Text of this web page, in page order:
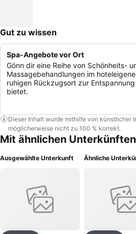
Gut zu wissen
Spa-Angebote vor Ort
Gönn dir eine Reihe von Schönheits-
Massagebehandlungen im
ruhigen Rückzugsort zur
bietet.
Dieser Inhalt wurde mithilfe von künstlicher
möglicherweise nicht zu 100 % korrekt.
Mit ähnlichen
Ausgewählte Unterkunft Ähnliche